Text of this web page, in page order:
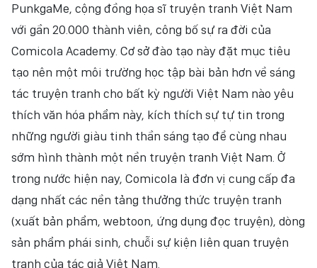
PunkgaMe, cộng đồng họa sĩ truyện tranh Việt Nam
với gần 20.000 thành viên, công bố sự ra đời của
Comicola Academy. Cơ sở đào tạo này đặt mục tiêu
tạo nên một môi trường học tập bài bản hơn về sáng
tác truyện tranh cho bất kỳ người Việt Nam nào yêu
thích văn hóa phẩm này, kích thích sự tự tin trong
những người giàu tinh thần sáng tạo để cùng nhau
sớm hình thành một nền truyện tranh Việt Nam. Ở
trong nước hiện nay, Comicola là đơn vị cung cấp đa
dạng nhất các nền tảng thưởng thức truyện tranh
(xuất bản phẩm, webtoon, ứng dụng đọc truyện), dòng
sản phẩm phái sinh, chuỗi sự kiện liên quan truyện
tranh của tác giả Việt Nam.